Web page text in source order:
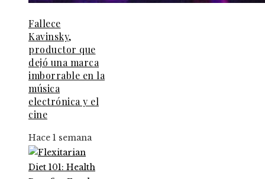
Fallece
Kavinsky,
productor que
dejó una marca
imborrable en la
música
electrónica y el
cine
Hace 1 semana